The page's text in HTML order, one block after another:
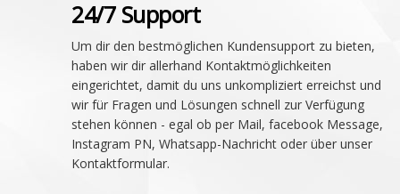
24/7 Support
Um dir den bestmöglichen Kundensupport zu bieten,
haben wir dir allerhand Kontaktmöglichkeiten
eingerichtet, damit du uns unkompliziert erreichst und
wir für Fragen und Lösungen schnell zur Verfügung
stehen können - egal ob per Mail, facebook Message,
Instagram PN, Whatsapp-Nachricht oder über unser
Kontaktformular.